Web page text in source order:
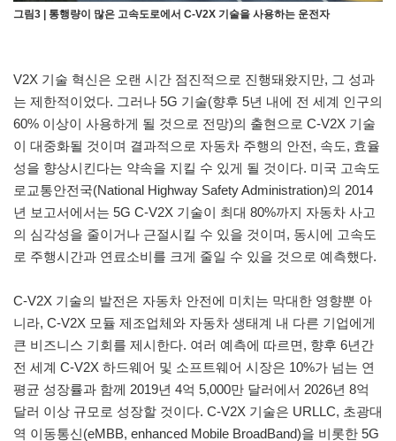
그림3 | 통행량이 많은 고속도로에서 C-V2X 기술을 사용하는 운전자
V2X 기술 혁신은 오랜 시간 점진적으로 진행돼왔지만, 그 성과
는 제한적이었다. 그러나 5G 기술(향후 5년 내에 전 세계 인구의
60% 이상이 사용하게 될 것으로 전망)의 출현으로 C-V2X 기술
이 대중화될 것이며 결과적으로 자동차 주행의 안전, 속도, 효율
성을 향상시킨다는 약속을 지킬 수 있게 될 것이다. 미국 고속도
로교통안전국(National Highway Safety Administration)의 2014
년 보고서에서는 5G C-V2X 기술이 최대 80%까지 자동차 사고
의 심각성을 줄이거나 근절시킬 수 있을 것이며, 동시에 고속도
로 주행시간과 연료소비를 크게 줄일 수 있을 것으로 예측했다.
C-V2X 기술의 발전은 자동차 안전에 미치는 막대한 영향뿐 아
니라, C-V2X 모듈 제조업체와 자동차 생태계 내 다른 기업에게
큰 비즈니스 기회를 제시한다. 여러 예측에 따르면, 향후 6년간
전 세계 C-V2X 하드웨어 및 소프트웨어 시장은 10%가 넘는 연
평균 성장률과 함께 2019년 4억 5,000만 달러에서 2026년 8억
달러 이상 규모로 성장할 것이다. C-V2X 기술은 URLLC, 초광대
역 이동통신(eMBB, enhanced Mobile BroadBand)을 비롯한 5G